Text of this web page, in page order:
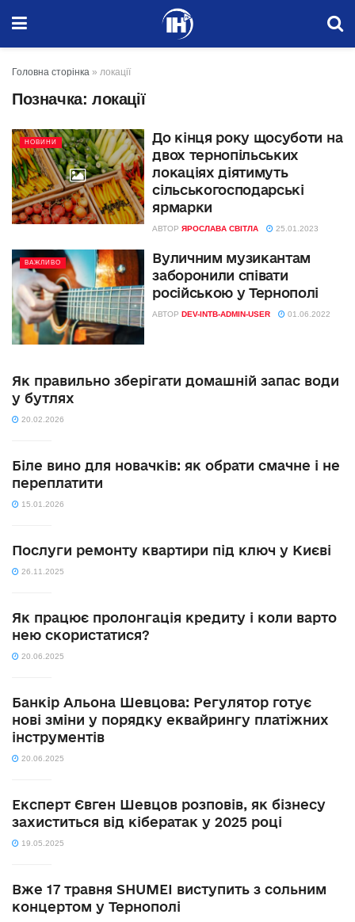
Головна сторінка » локації
Позначка: локації
НОВИНИ
До кінця року щосуботи на
двох тернопільських
локаціях діятимуть
сільськогосподарські
ярмарки
АВТОР ЯРОСЛАВА СВІТЛА 25.01.2023
ВАЖЛИВО
Вуличним музикантам
заборонили співати
російською у Тернополі
АВТОР DEV-INTB-ADMIN-USER 01.06.2022
Як правильно зберігати домашній запас води
у бутлях
20.02.2026
Біле вино для новачків: як обрати смачне і не
переплатити
15.01.2026
Послуги ремонту квартири під ключ у Києві
26.11.2025
Як працює пролонгація кредиту і коли варто
нею скористатися?
20.06.2025
Банкір Альона Шевцова: Регулятор готує
нові зміни у порядку еквайрингу платіжних
інструментів
20.06.2025
Експерт Євген Шевцов розповів, як бізнесу
захиститься від кібератак у 2025 році
19.05.2025
Вже 17 травня SHUMEI виступить з сольним
концертом у Тернополі